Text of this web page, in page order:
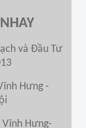
và Đầu Tư
Hưng -
Hưng-